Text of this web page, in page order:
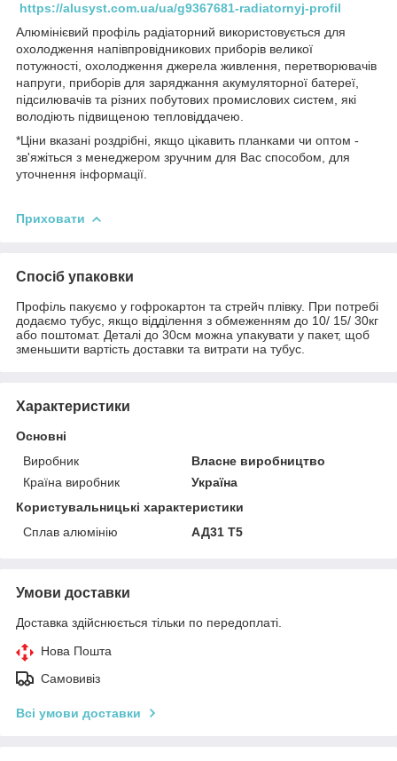
https://alusyst.com.ua/ua/g9367681-radiatornyj-profil
Алюмінієвий профіль радіаторний використовується для
охолодження напівпровідникових приборів великої
потужності, охолодження джерела живлення, перетворювачів
напруги, приборів для заряджання акумуляторної батереї,
підсилювачів та різних побутових промислових систем, які
володіють підвищеною тепловіддачею.
*Ціни вказані роздрібні, якщо цікавить планками чи оптом -
зв'яжіться з менеджером зручним для Вас способом, для
уточнення інформації.
Приховати
Спосіб упаковки
Профіль пакуємо у гофрокартон та стрейч плівку. При потребі
додаємо тубус, якщо відділення з обмеженням до 10/ 15/ 30кг
або поштомат. Деталі до 30см можна упакувати у пакет, щоб
зменьшити вартість доставки та витрати на тубус.
Характеристики
Основні
Виробник
Власне виробництво
Країна виробник
Україна
Користувальницькі характеристики
Сплав алюмінію
АД31 Т5
Умови доставки
Доставка здійснюється тільки по передоплаті.
Нова Пошта
Самовивіз
Всі умови доставки